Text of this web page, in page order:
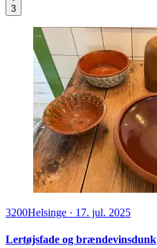
3
3200Helsinge · 17. jul. 2025
Lertøjsfade og brændevinsdunk